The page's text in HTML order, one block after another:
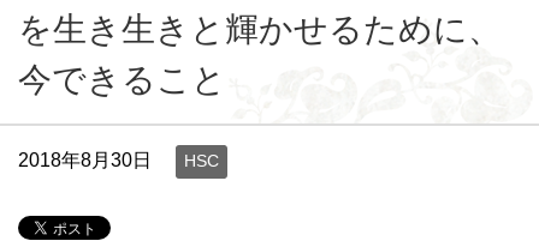
を生き生きと輝かせるために、
今できること
2018年8月30日 HSC